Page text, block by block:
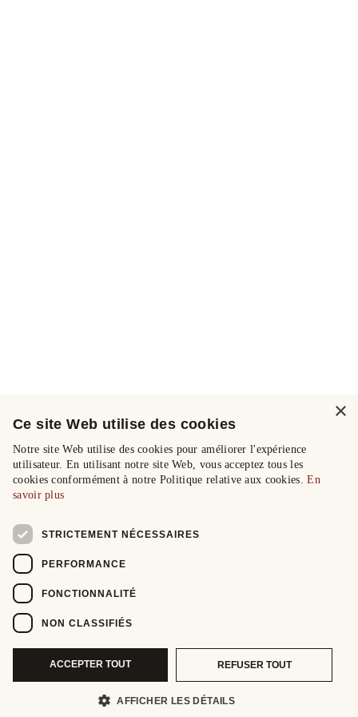
×
Ce site Web utilise des cookies
Notre site Web utilise des cookies pour améliorer l'expérience
utilisateur. En utilisant notre site Web, vous acceptez tous les
cookies conformément à notre Politique relative aux cookies.En
savoir plus
STRICTEMENT NÉCESSAIRES
PERFORMANCE
FONCTIONNALITÉ
NON CLASSIFIÉS
ACCEPTER TOUT REFUSER TOUT
AFFICHER LES DÉTAILS